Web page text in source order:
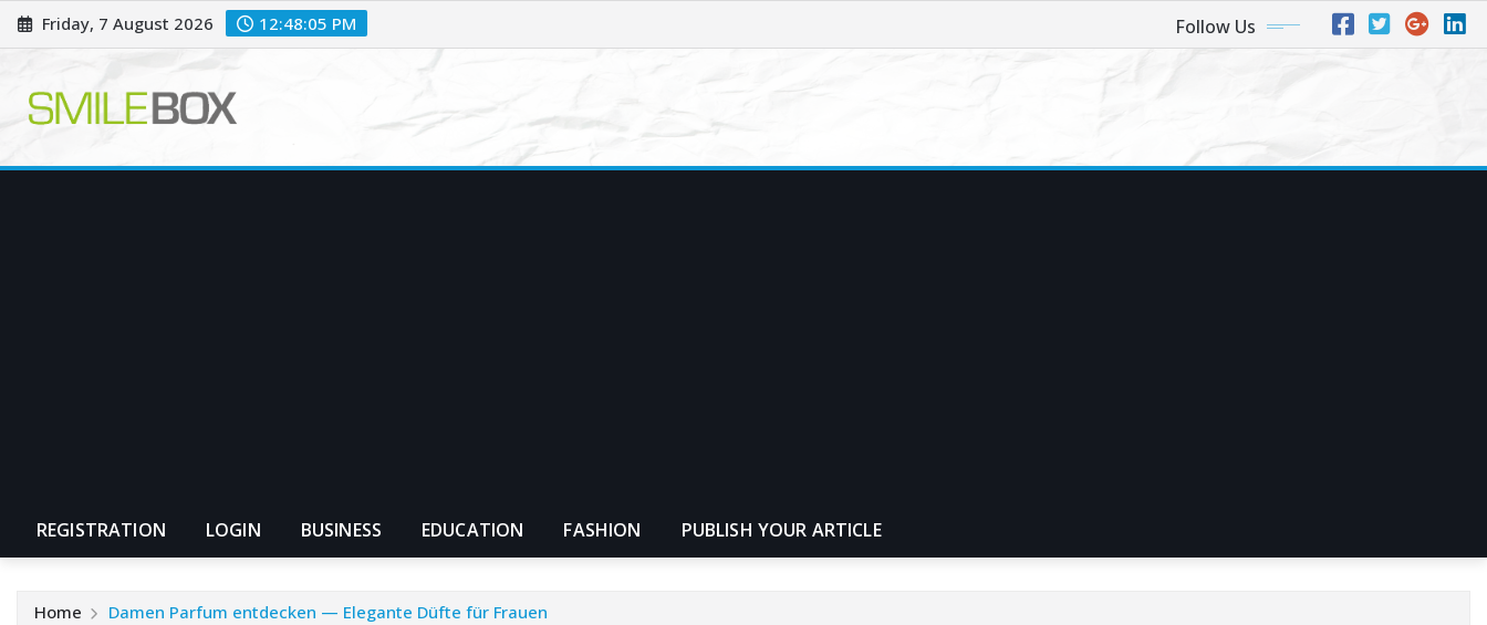
Skip
to
Friday, 7 August 2026 12:48:06 PM Follow Us
REGISTRATION LOGIN BUSINESS EDUCATION FASHION PUBLISH YOUR ARTICLE
Home Damen Parfum entdecken — Elegante Düfte für Frauen